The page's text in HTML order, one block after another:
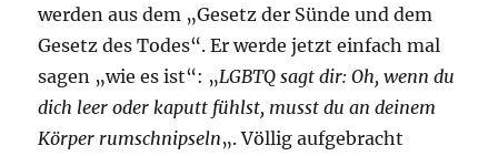
werden aus dem „Gesetz der Sünde und dem
Gesetz des Todes“. Er werde jetzt einfach mal
sagen „wie es ist“: „LGBTQ sagt dir: Oh, wenn du
dich leer oder kaputt fühlst, musst du an deinem
Körper rumschnipseln„. Völlig aufgebracht